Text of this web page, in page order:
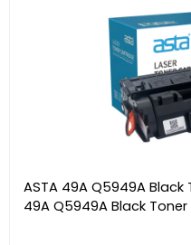
ASTA 49A Q5949A
49A Q5949A Black